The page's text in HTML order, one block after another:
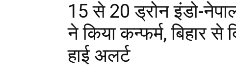
15 से 20 ड्रोन इंडो-
ने किया कन्फर्म, बिहार
हाई अलर्ट